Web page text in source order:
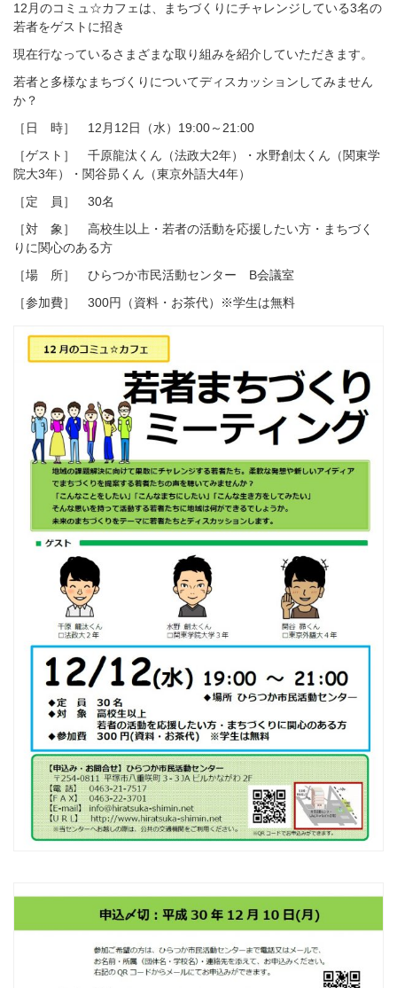
12月のコミュ☆カフェは、まちづくりにチャレンジしている3名の
若者をゲストに招き
現在行なっているさまざまな取り組みを紹介していただきます。
若者と多様なまちづくりについてディスカッションしてみません
か？
［日 時］ 12月12日（水）19:00～21:00
［ゲスト］ 千原龍汰くん（法政大2年）・水野創太くん（関東学
院大3年）・関谷昴くん（東京外語大4年）
［定 員］ 30名
［対 象］ 高校生以上・若者の活動を応援したい方・まちづく
りに関心のある方
［場 所］ ひらつか市民活動センター B会議室
［参加費］ 300円（資料・お茶代）※学生は無料